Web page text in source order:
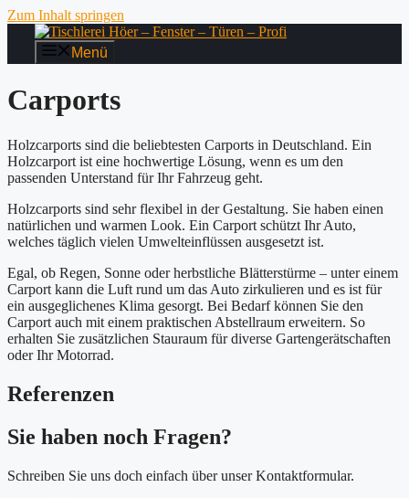
Zum Inhalt springen
Menü
Carports
Holzcarports sind die beliebtesten Carports in Deutschland. Ein
Holzcarport ist eine hochwertige Lösung, wenn es um den
passenden Unterstand für Ihr Fahrzeug geht.
Holzcarports sind sehr flexibel in der Gestaltung. Sie haben einen
natürlichen und warmen Look. Ein Carport schützt Ihr Auto,
welches täglich vielen Umwelteinflüssen ausgesetzt ist.
Egal, ob Regen, Sonne oder herbstliche Blätterstürme – unter einem
Carport kann die Luft rund um das Auto zirkulieren und es ist für
ein ausgeglichenes Klima gesorgt. Bei Bedarf können Sie den
Carport auch mit einem praktischen Abstellraum erweitern. So
erhalten Sie zusätzlichen Stauraum für diverse Gartengerätschaften
oder Ihr Motorrad.
Referenzen
Sie haben noch Fragen?
Schreiben Sie uns doch einfach über unser Kontaktformular.